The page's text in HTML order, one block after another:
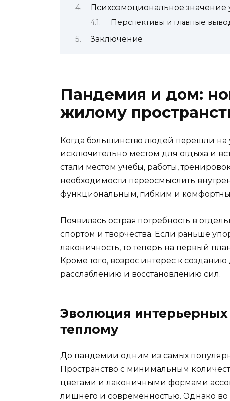
Психоэмоциональное значение
Перспективы и главные
Заключение
Пандемия и дом:
жилому
Когда большинство людей перешли на
исключительно местом для отдыха и
стали местом учебы, работы,
необходимости переосмыслить
функциональным, гибким и
Появилась острая потребность в
спортом и творчества. Если раньше
лаконичность, то теперь на первый
Кроме того, возрос интерес к
расслаблению и восстановлению сил.
Эволюция интерьерных
теплому
До пандемии одним из самых
Пространство с минимальным
цветами и лаконичными формами
лишнего и современностью. Однако